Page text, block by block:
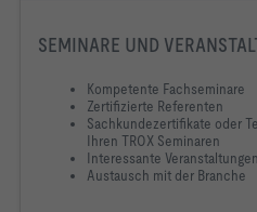
SEMINARE UND
Kompetente Fachseminare
Zertifizierte Referenten
Sachkundezertifikate oder
Ihren TROX Seminaren
Interessante Veranstaltungen
Austausch mit der Branche